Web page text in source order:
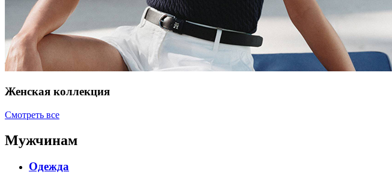
Женская коллекция
Смотреть все
Мужчинам
Одежда